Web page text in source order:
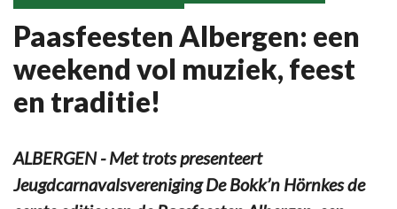
Paasfeesten Albergen: een
weekend vol muziek, feest
en traditie!
ALBERGEN - Met trots presenteert
Jeugdcarnavalsvereniging De Bokk’n Hörnkes de